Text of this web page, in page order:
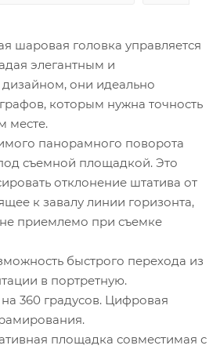
шаровая головка управляется
элегантным и
они идеально
которым нужна точность
месте.
панорамного поворота
съемной площадкой. Это
отклонение штатива от
к завалу линии горизонта,
не приемлемо при съемке
быстрого перехода из
в портретную.
360 градусов. Цифровая
площадка совместимая с